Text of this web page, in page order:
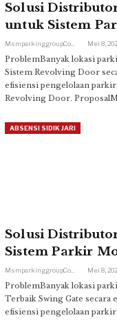
Solusi
untuk Sistem
Msmparkinggroup.com Mei 8,
ProblemBanyak lokasi
Sistem Revolving Door
efisiensi pengelolaan
Revolving Door.
ABSENSI SIDIK JARI
Solusi
Sistem Parkir
Mei 8,
ProblemBanyak lokasi
Terbaik Swing Gate secara
efisiensi pengelolaan